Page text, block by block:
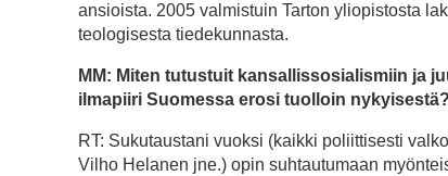
ansioista. 2005 valmistuin Tarton yliopistosta
teologisesta tiedekunnasta.
MM: Miten tutustuit kansallissosialismiin ja
ilmapiiri Suomessa erosi tuolloin nykyisestä?
RT: Sukutaustani vuoksi (kaikki poliittisesti
Vilho Helanen jne.) opin suhtautumaan